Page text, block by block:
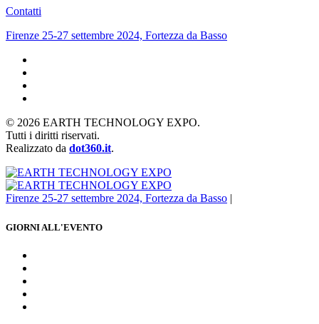
Contatti
Firenze 25-27 settembre 2024, Fortezza da Basso
© 2026 EARTH TECHNOLOGY EXPO.
Tutti i diritti riservati.
Realizzato da dot360.it.
Firenze 25-27 settembre 2024, Fortezza da Basso |
GIORNI ALL'EVENTO